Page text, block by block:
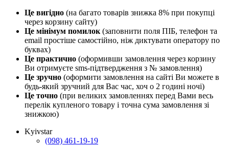
Це вигідно (на багато товарів знижка 8% при покупці
через корзину сайту)
Це мінімум помилок (заповнити поля ПІБ, телефон та
email простіше самостійно, ніж диктувати оператору по
буквах)
Це практично (оформивши замовлення через корзину
Ви отримуєте sms-підтвердження з № замовлення)
Це зручно (оформити замовлення на сайті Ви можете в
будь-який зручний для Вас час, хоч о 2 годині ночі)
Це точно (при великих замовленнях перед Вами весь
перелік купленого товару і точна сума замовлення зі
знижкою)
Kyivstar
(098) 461-19-19